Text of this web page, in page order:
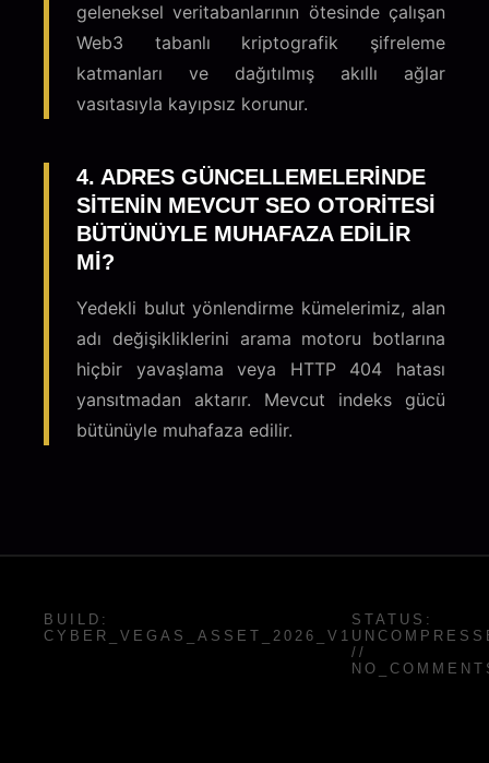
geleneksel veritabanlarının ötesinde çalışan
Web3 tabanlı kriptografik şifreleme
katmanları ve dağıtılmış akıllı ağlar
vasıtasıyla kayıpsız korunur.
4. ADRES GÜNCELLEMELERINDE
SITENIN MEVCUT SEO OTORITESI
BÜTÜNÜYLE MUHAFAZA EDILIR
MI?
Yedekli bulut yönlendirme kümelerimiz, alan
adı değişikliklerini arama motoru botlarına
hiçbir yavaşlama veya HTTP 404 hatası
yansıtmadan aktarır. Mevcut indeks gücü
bütünüyle muhafaza edilir.
BUILD:
CYBER_VEGAS_ASSET_2026_V1
STATUS:
//